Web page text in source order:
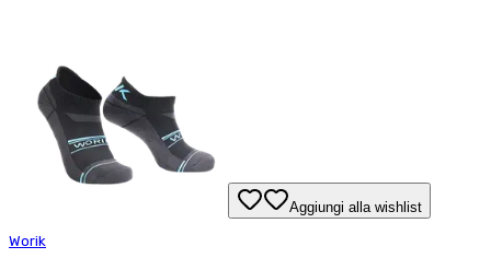
Aggiungi alla wishlist
Worik